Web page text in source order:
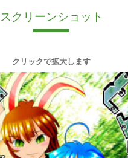
スクリーンショット
クリックで拡大します